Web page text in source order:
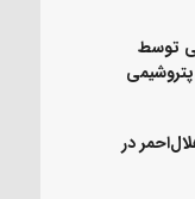
توسط
در